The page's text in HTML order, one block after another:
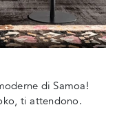
di Samoa!
ti attendono.